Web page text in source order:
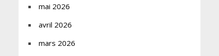
mai 2026
avril 2026
mars 2026